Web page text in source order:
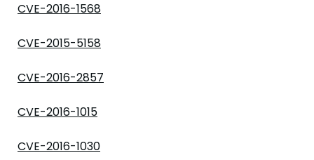
CVE-2016-1568
CVE-2015-5158
CVE-2016-2857
CVE-2016-1015
CVE-2016-1030